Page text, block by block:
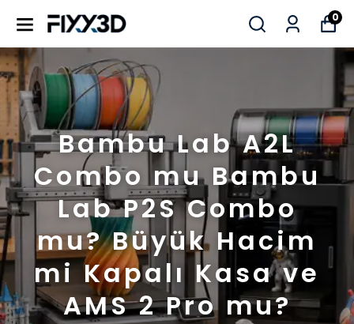
0
Bambu Lab A2L
Combo mu Bambu
Lab P2S Combo
mu? Büyük Hacim
mi Kapalı Kasa ve
AMS 2 Pro mu?